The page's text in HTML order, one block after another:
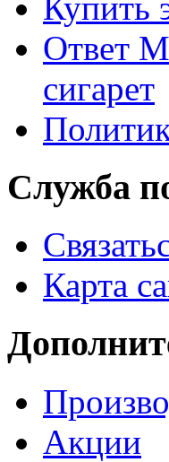
Ответ
сигарет
Служба
Карта
Акции